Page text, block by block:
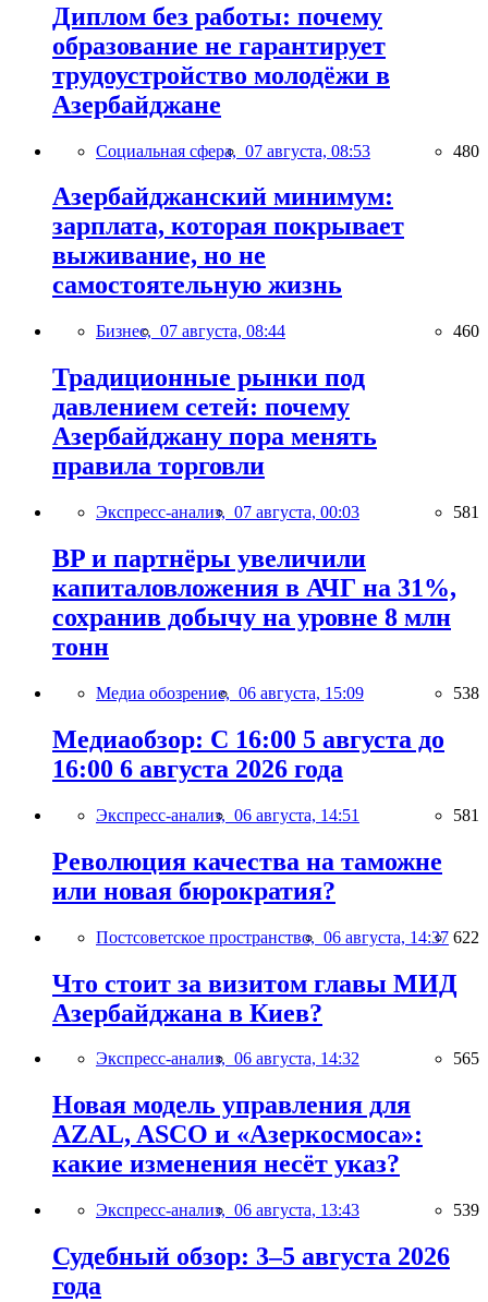
Диплом без работы: почему
образование не гарантирует
трудоустройство молодёжи в
Азербайджане
Социальная сфера, 07 августа, 08:53 480
Азербайджанский минимум:
зарплата, которая покрывает
выживание, но не
самостоятельную жизнь
Бизнес, 07 августа, 08:44 460
Традиционные рынки под
давлением сетей: почему
Азербайджану пора менять
правила торговли
Экспресс-анализ, 07 августа, 00:03 581
BP и партнёры увеличили
капиталовложения в АЧГ на 31%,
сохранив добычу на уровне 8 млн
тонн
Медиа обозрение, 06 августа, 15:09 538
Медиаобзор: С 16:00 5 августа до
16:00 6 августа 2026 года
Экспресс-анализ, 06 августа, 14:51 581
Революция качества на таможне
или новая бюрократия?
Постсоветское пространство, 06 августа, 14:37 622
Что стоит за визитом главы МИД
Азербайджана в Киев?
Экспресс-анализ, 06 августа, 14:32 565
Новая модель управления для
AZAL, ASCO и «Азеркосмоса»:
какие изменения несёт указ?
Экспресс-анализ, 06 августа, 13:43 539
Судебный обзор: 3–5 августа 2026
года